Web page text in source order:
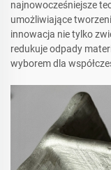
najnowocześniejsze
umożliwiające
innowacja nie tylko
redukuje odpady
wyborem dla